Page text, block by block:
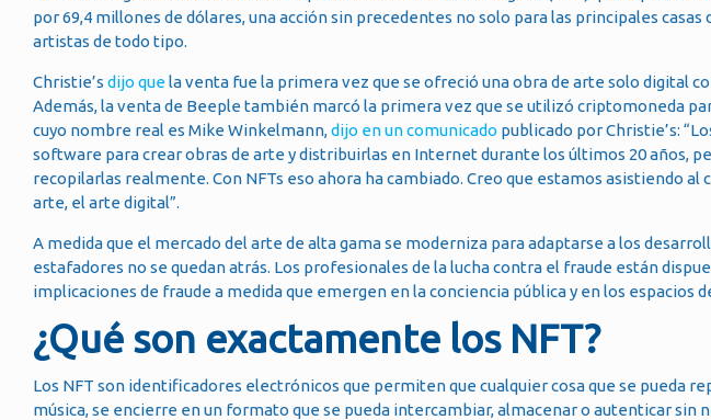
por 69,4 millones de dólares, una acción sin precedentes no solo para las principales
artistas de todo tipo.
Christie’s dijo quela venta fue la primera vez que se ofreció una obra de arte solo digital
Además, la venta de Beeple también marcó la primera vez que se utilizó criptomoneda
cuyo nombre real es Mike Winkelmann,dijo en un comunicado publicado por Christie’s:
software para crear obras de arte y distribuirlas en Internet durante los últimos 20 años,
recopilarlas realmente. Con NFTs eso ahora ha cambiado. Creo que estamos asistiendo
arte, el arte digital”.
A medida que el mercado del arte de alta gama se moderniza para adaptarse a los
estafadores no se quedan atrás. Los profesionales de la lucha contra el fraude están
implicaciones de fraude a medida que emergen en la conciencia pública y en los espacios
¿Qué son exactamente los NFT?
Los NFT son identificadores electrónicos que permiten que cualquier cosa que se pueda
música, se encierre en un formato que se pueda intercambiar, almacenar o autenticar sin